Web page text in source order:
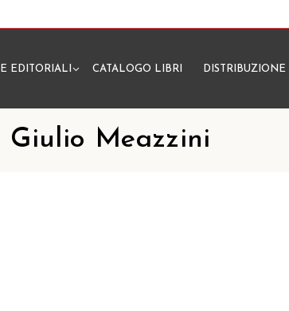
EDITORIALI CATALOGO LIBRI DISTRIBUZIONE
Giulio Meazzini